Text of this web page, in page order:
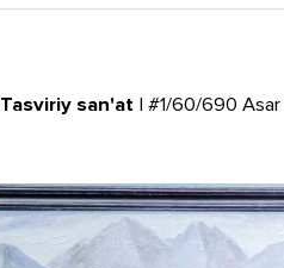
Tasviriy san'at| #1/60/690 Asar